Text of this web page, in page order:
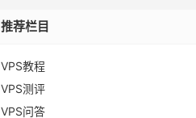
推荐栏目
VPS教程
VPS测评
VPS问答